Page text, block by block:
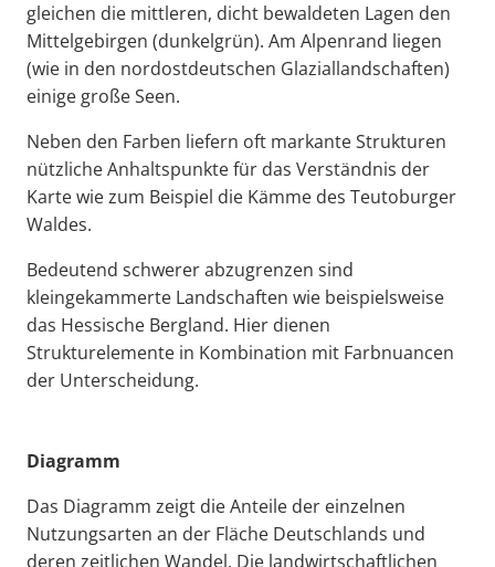
gleichen die mittleren, dicht bewaldeten Lagen den
Mittelgebirgen (dunkelgrün). Am Alpenrand liegen
(wie in den nordostdeutschen Glaziallandschaften)
einige große Seen.
Neben den Farben liefern oft markante Strukturen
nützliche Anhaltspunkte für das Verständnis der
Karte wie zum Beispiel die Kämme des Teutoburger
Waldes.
Bedeutend schwerer abzugrenzen sind
kleingekammerte Landschaften wie beispielsweise
das Hessische Bergland. Hier dienen
Strukturelemente in Kombination mit Farbnuancen
der Unterscheidung.
Diagramm
Das Diagramm zeigt die Anteile der einzelnen
Nutzungsarten an der Fläche Deutschlands und
deren zeitlichen Wandel. Die landwirtschaftlichen